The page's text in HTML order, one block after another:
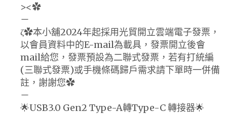
><✿
－
ζ✿本小舖2024年起採用光貿開立雲端電子發票，
以會員資料中的E-mail為載具，發票開立後會
mail給您，發票預設為二聯式發票，若有打統編
(三聯式發票)或手機條碼歸戶需求請下單時一併備
註，謝謝您✿
－
🌟USB3.0 Gen2 Type-A轉Type-C 轉接器🌟